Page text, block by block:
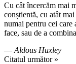
Cu cât încercăm mai
conștientă, cu atât
numai pentru cei care
face, sau de a
— Aldous Huxley
Citatul următor »